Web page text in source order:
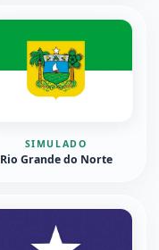
SIMULADO
Rio Grande do Norte